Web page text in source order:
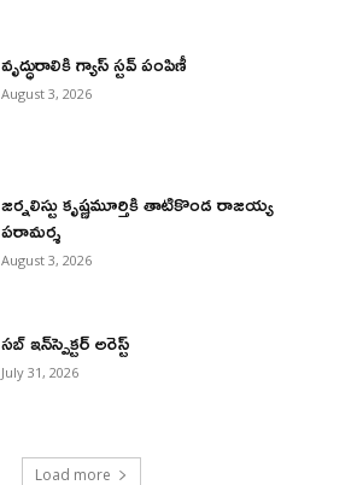
వృద్ధురాలికి గ్యాస్ స్టవ్ పంపిణీ
August 3, 2026
జర్నలిస్టు కృష్ణమూర్తికి తాటికొండ రాజయ్య
పరామర్శ
August 3, 2026
సబ్ ఇన్‌స్పెక్టర్ అరెస్ట్
July 31, 2026
Load more